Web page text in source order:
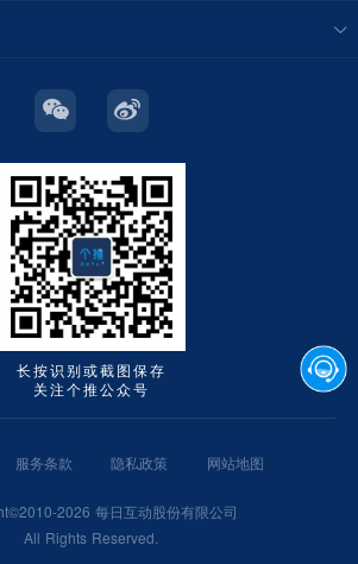
长按识别或截图保存
关注个推公众号
服务条款 隐私政策 网站地图
2026 每日互动股份有限公司
All Rights Reserved.